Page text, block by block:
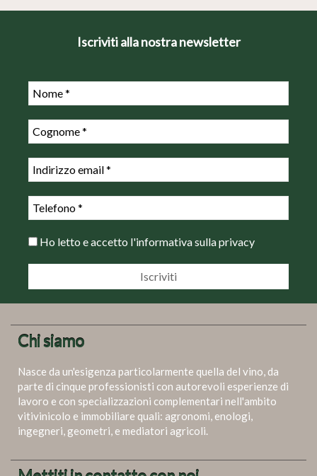
Iscriviti alla nostra newsletter
Ho letto e accetto l'informativa sulla privacy
Chi siamo
Nasce da un'esigenza particolarmente quella del vino, da
parte di cinque professionisti con autorevoli esperienze di
lavoro e con specializzazioni complementari nell'ambito
vitivinicolo e immobiliare quali: agronomi, enologi,
ingegneri, geometri, e mediatori agricoli.